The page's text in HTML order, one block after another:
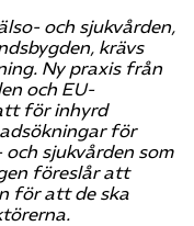
och sjukvården,
krävs
Ny praxis från
och EU-
för inhyrd
för
sjukvården som
föreslår att
för att de ska